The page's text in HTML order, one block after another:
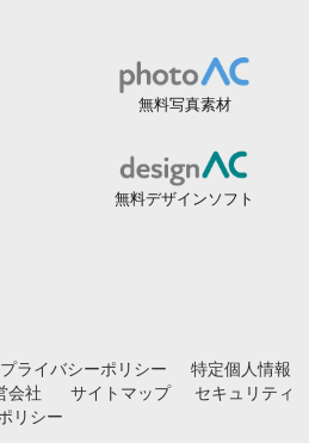
無料写真素材
無料デザインソフト
プライバシーポリシー
特定個人情報
会社 サイトマップ
セキュリティ
リシー